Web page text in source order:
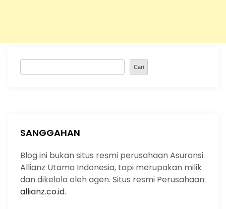
e
Cari
SANGGAHAN
Blog ini bukan situs resmi perusahaan Asuransi
Allianz Utama Indonesia, tapi merupakan milik
dan dikelola oleh agen. Situs resmi Perusahaan:
allianz.co.id.